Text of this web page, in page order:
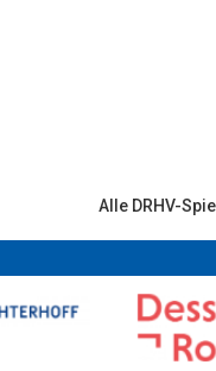
Alle DRHV-